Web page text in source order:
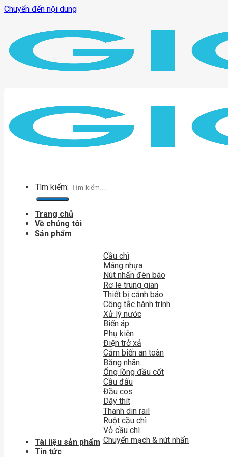
Chuyển đến nội dung
Tìm kiếm:
Trang chủ
Về chúng tôi
Sản phẩm
Cầu chì
Máng nhựa
Nút nhấn đèn báo
Rơ le trung gian
Thiết bị cảnh báo
Công tắc hành trình
Xử lý nước
Biến áp
Phụ kiện
Điện trở xả
Cảm biến an toàn
Băng nhãn
Ống lồng đầu cốt
Cầu đấu
Đầu cos
Dây thít
Thanh din rail
Ruột cầu chì
Vỏ cầu chì
Chuyển mạch & nút nhấn
Tài liệu sản phẩm
Tin tức